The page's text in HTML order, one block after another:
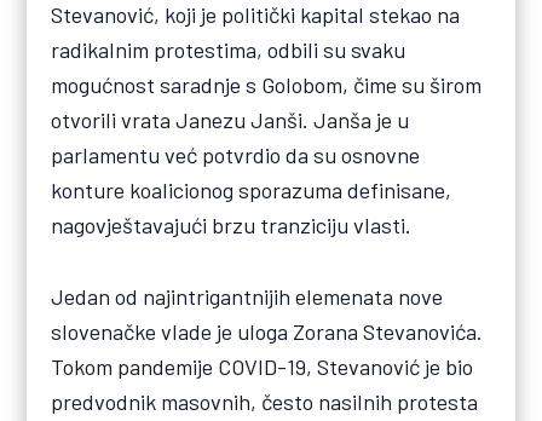
Stevanović, koji je politički kapital stekao na
radikalnim protestima, odbili su svaku
mogućnost saradnje s Golobom, čime su širom
otvorili vrata Janezu Janši. Janša je u
parlamentu već potvrdio da su osnovne
konture koalicionog sporazuma definisane,
nagovještavajući brzu tranziciju vlasti.
Jedan od najintrigantnijih elemenata nove
slovenačke vlade je uloga Zorana Stevanovića.
Tokom pandemije COVID-19, Stevanović je bio
predvodnik masovnih, često nasilnih protesta